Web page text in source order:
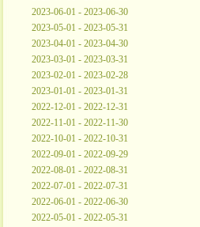
2023-06-01 - 2023-06-30
2023-05-01 - 2023-05-31
2023-04-01 - 2023-04-30
2023-03-01 - 2023-03-31
2023-02-01 - 2023-02-28
2023-01-01 - 2023-01-31
2022-12-01 - 2022-12-31
2022-11-01 - 2022-11-30
2022-10-01 - 2022-10-31
2022-09-01 - 2022-09-29
2022-08-01 - 2022-08-31
2022-07-01 - 2022-07-31
2022-06-01 - 2022-06-30
2022-05-01 - 2022-05-31